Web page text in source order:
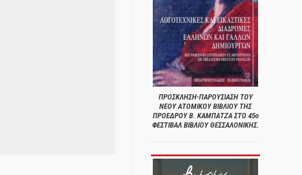
ΠΡΟΣΚΛΗΣΗ-ΠΑΡΟΥΣΙΑΣΗ ΤΟΥ
ΝΕΟΥ ΑΤΟΜΙΚΟΥ ΒΙΒΛΙΟΥ ΤΗΣ
ΠΡΟΕΔΡΟΥ Β. ΚΑΜΠΑΤΖΑ ΣΤΟ 45ο
ΦΕΣΤΙΒΑΛ ΒΙΒΛΙΟΥ ΘΕΣΣΑΛΟΝΙΚΗΣ.